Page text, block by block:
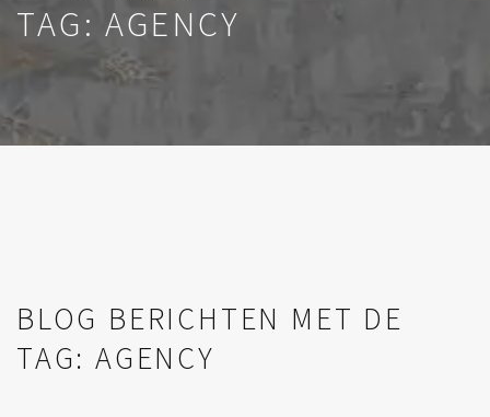
TAG: AGENCY
BLOG BERICHTEN MET DE
TAG: AGENCY